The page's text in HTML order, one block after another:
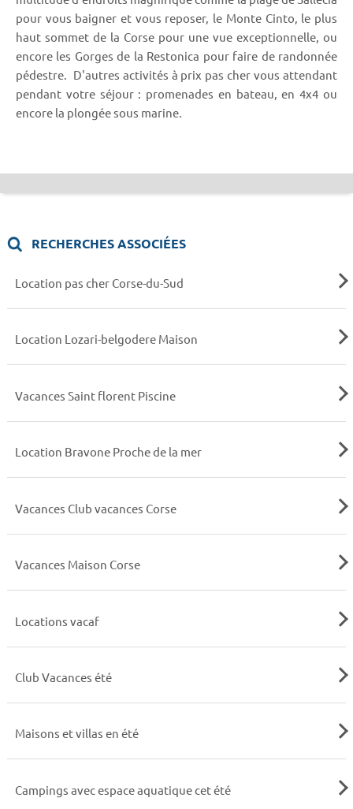
pour vous baigner et vous reposer, le Monte Cinto, le plus
haut sommet de la Corse pour une vue exceptionnelle, ou
encore les Gorges de la Restonica pour faire de randonnée
pédestre. D'autres activités à prix pas cher vous attendant
pendant votre séjour : promenades en bateau, en 4x4 ou
encore la plongée sous marine.
RECHERCHES ASSOCIÉES
Location pas cher Corse-du-Sud
Location Lozari-belgodere Maison
Vacances Saint florent Piscine
Location Bravone Proche de la mer
Vacances Club vacances Corse
Vacances Maison Corse
Locations vacaf
Club Vacances été
Maisons et villas en été
Campings avec espace aquatique cet été